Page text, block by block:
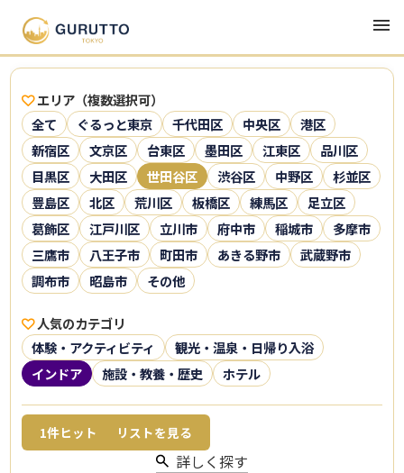
エリア（複数選択可）
全て
ぐるっと東京 千代田区 中央区
港区
新宿区
文京区 台東区 墨田区 江東区
品川区
目黒区
大田区 世田谷区 渋谷区 中野区
杉並区
豊島区
北区 荒川区 板橋区 練馬区
足立区
葛飾区
江戸川区 立川市 府中市 稲城市
多摩市
三鷹市
八王子市 町田市 あきる野市
武蔵野市
調布市
昭島市 その他
人気のカテゴリ
体験・アクティビティ
観光・温泉・日帰り入浴
インドア
施設・教養・歴史 ホテル
1件ヒット リストを見る
詳しく探す